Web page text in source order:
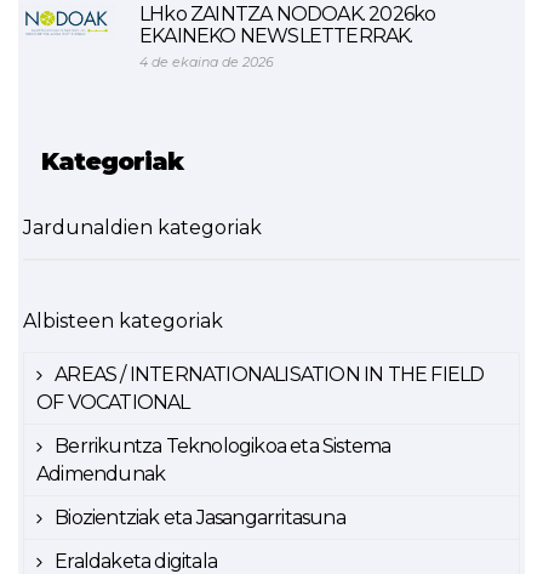
LHko ZAINTZA NODOAK. 2026ko
EKAINEKO NEWSLETTERRAK.
4 de ekaina de 2026
Kategoriak
Jardunaldien kategoriak
Albisteen kategoriak
AREAS / INTERNATIONALISATION IN THE FIELD
OF VOCATIONAL
Berrikuntza Teknologikoa eta Sistema
Adimendunak
Biozientziak eta Jasangarritasuna
Eraldaketa digitala